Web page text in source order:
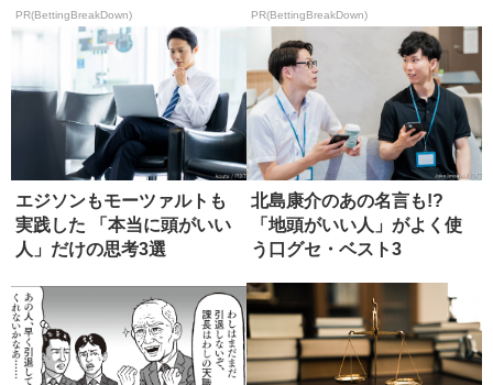
PR(BettingBreakDown) PR(BettingBreakDown)
エジソンもモーツァルトも
実践した 「本当に頭がいい
人」だけの思考3選
北島康介のあの名言も!?
「地頭がいい人」がよく使
う口グセ・ベスト3